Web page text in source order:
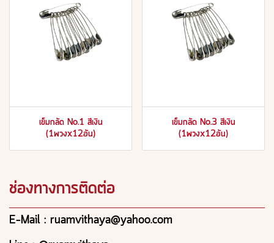
เข็มกลัด No.1 สีเงิน
(1พวงx12อัน)
เข็มกลัด No.3 สีเงิน
(1พวงx12อัน)
ช่องทางการติดต่อ
E-Mail : ruamvithaya@yahoo.com